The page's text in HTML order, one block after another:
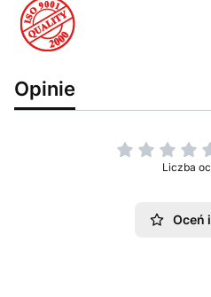
Opinie
Liczba
Oceń